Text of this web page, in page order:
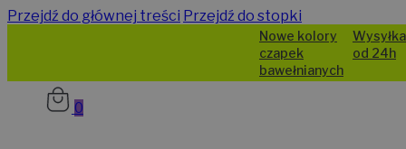
Przejdź do głównej treści Przejdź do stopki
Nowe kolory
czapek
bawełnianych
Wysyłka
od 24h
0